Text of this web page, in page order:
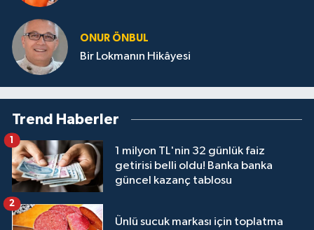
ONUR ÖNBUL
Bir Lokmanın Hikâyesi
Trend Haberler
1 milyon TL'nin 32 günlük faiz
getirisi belli oldu! Banka banka
güncel kazanç tablosu
1
Ünlü sucuk markası için toplatma
2